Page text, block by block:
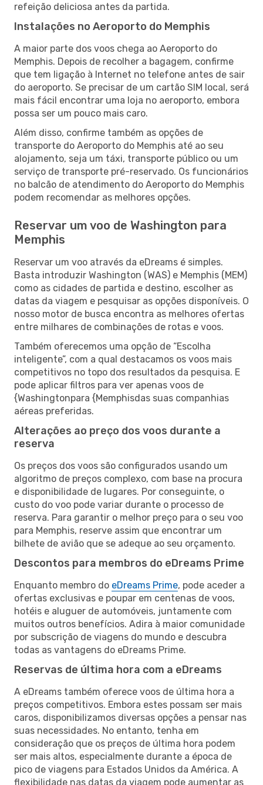
refeição deliciosa antes da partida.
Instalações no Aeroporto do Memphis
A maior parte dos voos chega ao Aeroporto do
Memphis. Depois de recolher a bagagem, confirme
que tem ligação à Internet no telefone antes de sair
do aeroporto. Se precisar de um cartão SIM local, será
mais fácil encontrar uma loja no aeroporto, embora
possa ser um pouco mais caro.
Além disso, confirme também as opções de
transporte do Aeroporto do Memphis até ao seu
alojamento, seja um táxi, transporte público ou um
serviço de transporte pré-reservado. Os funcionários
no balcão de atendimento do Aeroporto do Memphis
podem recomendar as melhores opções.
Reservar um voo de Washington para
Memphis
Reservar um voo através da eDreams é simples.
Basta introduzir Washington (WAS) e Memphis (MEM)
como as cidades de partida e destino, escolher as
datas da viagem e pesquisar as opções disponíveis. O
nosso motor de busca encontra as melhores ofertas
entre milhares de combinações de rotas e voos.
Também oferecemos uma opção de “Escolha
inteligente”, com a qual destacamos os voos mais
competitivos no topo dos resultados da pesquisa. E
pode aplicar filtros para ver apenas voos de
{Washingtonpara {Memphisdas suas companhias
aéreas preferidas.
Alterações ao preço dos voos durante a
reserva
Os preços dos voos são configurados usando um
algoritmo de preços complexo, com base na procura
e disponibilidade de lugares. Por conseguinte, o
custo do voo pode variar durante o processo de
reserva. Para garantir o melhor preço para o seu voo
para Memphis, reserve assim que encontrar um
bilhete de avião que se adeque ao seu orçamento.
Descontos para membros do eDreams Prime
Enquanto membro do eDreams Prime, pode aceder a
ofertas exclusivas e poupar em centenas de voos,
hotéis e aluguer de automóveis, juntamente com
muitos outros benefícios. Adira à maior comunidade
por subscrição de viagens do mundo e descubra
todas as vantagens do eDreams Prime.
Reservas de última hora com a eDreams
A eDreams também oferece voos de última hora a
preços competitivos. Embora estes possam ser mais
caros, disponibilizamos diversas opções a pensar nas
suas necessidades. No entanto, tenha em
consideração que os preços de última hora podem
ser mais altos, especialmente durante a época de
pico de viagens para Estados Unidos da América. A
flexibilidade nas datas da viagem pode aumentar as